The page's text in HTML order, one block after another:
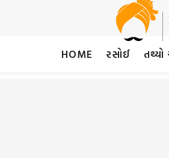
HOME રસોઈ